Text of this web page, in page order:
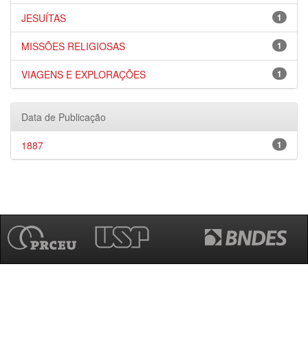
1
JESUÍTAS
1
MISSÕES RELIGIOSAS
1
VIAGENS E EXPLORAÇÕES
Data de Publicação
1
1887